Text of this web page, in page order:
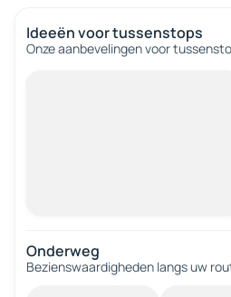
Ideeën voor tussenstops
Onze aanbevelingen voor
Onderweg
Bezienswaardigheden langs uw